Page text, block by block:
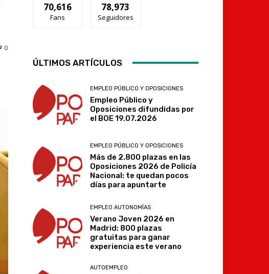
0
70,616
Fans
78,973
Seguidores
ÚLTIMOS ARTÍCULOS
EMPLEO PÚBLICO Y OPOSICIONES
Empleo Público y
Oposiciones difundidas por
el BOE 19.07.2026
EMPLEO PÚBLICO Y OPOSICIONES
Más de 2.800 plazas en las
Oposiciones 2026 de Policía
Nacional: te quedan pocos
días para apuntarte
EMPLEO AUTONOMÍAS
Verano Joven 2026 en
Madrid: 800 plazas
gratuitas para ganar
experiencia este verano
AUTOEMPLEO